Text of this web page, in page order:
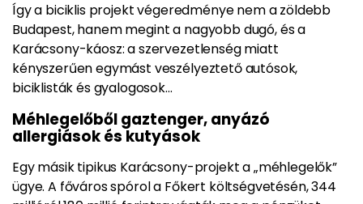
Így a biciklis projekt végeredménye nem a zöldebb
Budapest, hanem megint a nagyobb dugó, és a
Karácsony-káosz: a szervezetlenség miatt
kényszerűen egymást veszélyeztető autósok,
biciklisták és gyalogosok…
Méhlegelőből gaztenger, anyázó
allergiások és kutyások
Egy másik tipikus Karácsony-projekt a „méhlegelők”
ügye. A főváros spórol a Főkert költségvetésén, 344